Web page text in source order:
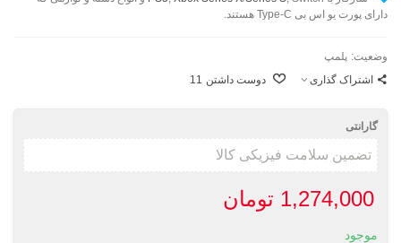
دارای پورت یو اس بی Type-C هستند.
وضعیت: پلمپ
اشتراک گذاری
دوست داشتن 11
گارانتی
1,274,000 تومان
موجود